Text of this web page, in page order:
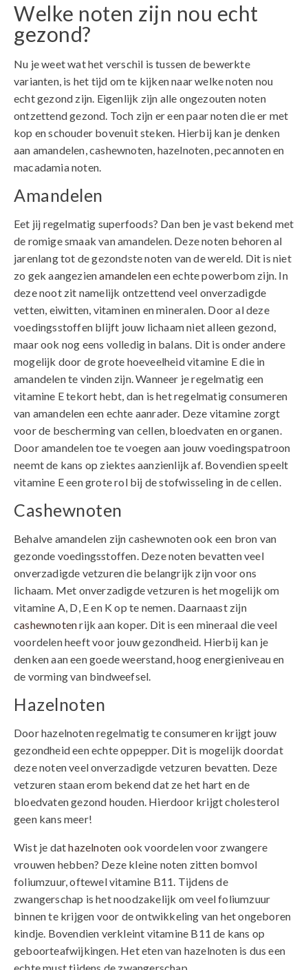
Welke noten zijn nou echt
gezond?
Nu je weet wat het verschil is tussen de bewerkte
varianten, is het tijd om te kijken naar welke noten nou
echt gezond zijn. Eigenlijk zijn alle ongezouten noten
ontzettend gezond. Toch zijn er een paar noten die er met
kop en schouder bovenuit steken. Hierbij kan je denken
aan amandelen, cashewnoten, hazelnoten, pecannoten en
macadamia noten.
Amandelen
Eet jij regelmatig superfoods? Dan ben je vast bekend met
de romige smaak van amandelen. Deze noten behoren al
jarenlang tot de gezondste noten van de wereld. Dit is niet
zo gek aangezienamandeleneen echte powerbom zijn. In
deze noot zit namelijk ontzettend veel onverzadigde
vetten, eiwitten, vitaminen en mineralen. Door al deze
voedingsstoffen blijft jouw lichaam niet alleen gezond,
maar ook nog eens volledig in balans. Dit is onder andere
mogelijk door de grote hoeveelheid vitamine E die in
amandelen te vinden zijn. Wanneer je regelmatig een
vitamine E tekort hebt, dan is het regelmatig consumeren
van amandelen een echte aanrader. Deze vitamine zorgt
voor de bescherming van cellen, bloedvaten en organen.
Door amandelen toe te voegen aan jouw voedingspatroon
neemt de kans op ziektes aanzienlijk af. Bovendien speelt
vitamine E een grote rol bij de stofwisseling in de cellen.
Cashewnoten
Behalve amandelen zijn cashewnoten ook een bron van
gezonde voedingsstoffen. Deze noten bevatten veel
onverzadigde vetzuren die belangrijk zijn voor ons
lichaam. Met onverzadigde vetzuren is het mogelijk om
vitamine A, D, E en K op te nemen. Daarnaast zijn
cashewnotenrijk aan koper. Dit is een mineraal die veel
voordelen heeft voor jouw gezondheid. Hierbij kan je
denken aan een goede weerstand, hoog energieniveau en
de vorming van bindweefsel.
Hazelnoten
Door hazelnoten regelmatig te consumeren krijgt jouw
gezondheid een echte oppepper. Dit is mogelijk doordat
deze noten veel onverzadigde vetzuren bevatten. Deze
vetzuren staan erom bekend dat ze het hart en de
bloedvaten gezond houden. Hierdoor krijgt cholesterol
geen kans meer!
Wist je dathazelnoten ook voordelen voor zwangere
vrouwen hebben? Deze kleine noten zitten bomvol
foliumzuur, oftewel vitamine B11. Tijdens de
zwangerschap is het noodzakelijk om veel foliumzuur
binnen te krijgen voor de ontwikkeling van het ongeboren
kindje. Bovendien verkleint vitamine B11 de kans op
geboorteafwijkingen. Het eten van hazelnoten is dus een